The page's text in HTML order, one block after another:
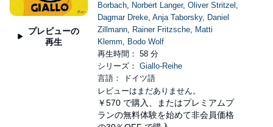
プレビューの
再生
Borbach, Norbert Langer, Oliver Stritzel ,
Dagmar Dreke, Anja Taborsky, Daniel
Zillmann, Rainer Fritzsche, Matti
Klemm, Bodo Wolf
再生時間： 58 分
シリーズ： Giallo-Reihe
言語： ドイツ語
レビューはまだありません。
￥570 で購入、またはプレミアムプ
ランの無料体験を始めて非会員価格